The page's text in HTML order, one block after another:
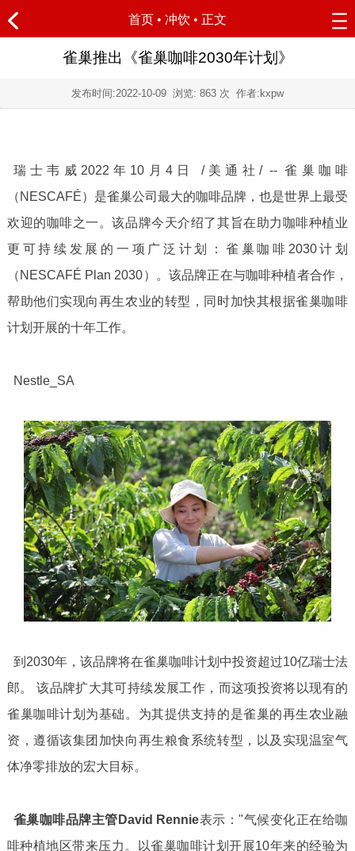
首页 • 冲饮 • 正文
雀巢推出《雀巢咖啡2030年计划》
发布时间:2022-10-09 浏览: 863 次 作者:kxpw
瑞士韦威2022年10月4日 /美通社/ -- 雀巢咖啡
（NESCAFÉ）是雀巢公司最大的咖啡品牌，也是世界上最受
欢迎的咖啡之一。该品牌今天介绍了其旨在助力咖啡种植业
更可持续发展的一项广泛计划：雀巢咖啡2030计划
（NESCAFÉ Plan 2030）。该品牌正在与咖啡种植者合作，
帮助他们实现向再生农业的转型，同时加快其根据雀巢咖啡
计划开展的十年工作。
Nestle_SA
到2030年，该品牌将在雀巢咖啡计划中投资超过10亿瑞士法
郎。 该品牌扩大其可持续发展工作，而这项投资将以现有的
雀巢咖啡计划为基础。为其提供支持的是雀巢的再生农业融
资，遵循该集团加快向再生粮食系统转型，以及实现温室气
体净零排放的宏大目标。
雀巢咖啡品牌主管 David Rennie表示："气候变化正在给咖
啡种植地区带来压力。以雀巢咖啡计划开展10年来的经验为